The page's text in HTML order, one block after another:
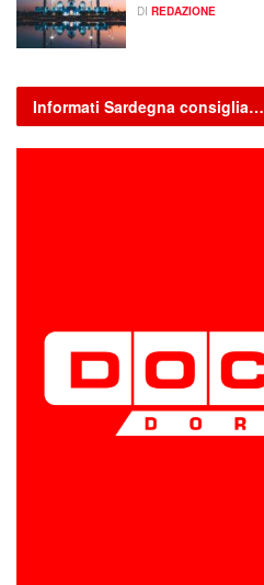
DI REDAZIONE
Informati Sardegna consiglia…